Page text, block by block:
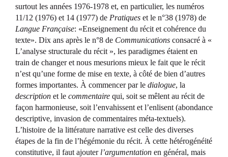
surtout les années 1976-1978 et, en particulier, les numéros
11/12 (1976) et 14 (1977) de Pratiques et le n°38 (1978) de
Langue Française: «Enseignement du récit et cohérence du
texte». Dix ans après le n°8 de Communications consacré à «
L’analyse structurale du récit », les paradigmes étaient en
train de changer et nous mesurions mieux le fait que le récit
n’est qu’une forme de mise en texte, à côté de bien d’autres
formes importantes. À commencer par le dialogue, la
description et le commentaire qui, soit se mêlent au récit de
façon harmonieuse, soit l’envahissent et l’enlisent (abondance
descriptive, invasion de commentaires méta-textuels).
L’histoire de la littérature narrative est celle des diverses
étapes de la fin de l’hégémonie du récit. À cette hétérogénéité
constitutive, il faut ajouter l’argumentation en général, mais